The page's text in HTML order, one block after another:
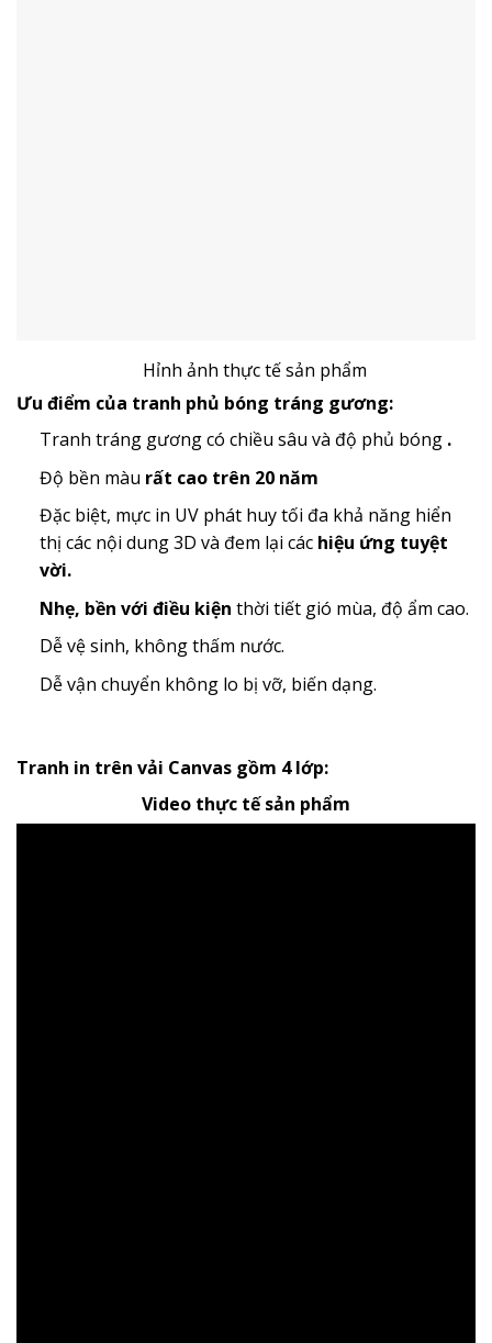
Hỉnh ảnh thực tế sản phẩm
Ưu điểm của tranh phủ bóng tráng gương:
Tranh tráng gương có chiều sâu và độ phủ bóng .
Độ bền màu rất cao trên 20 năm
Đặc biệt, mực in UV phát huy tối đa khả năng hiển
thị các nội dung 3D và đem lại các hiệu ứng tuyệt
vời.
Nhẹ, bền với điều kiện thời tiết gió mùa, độ ẩm cao.
Dễ vệ sinh, không thấm nước.
Dễ vận chuyển không lo bị vỡ, biến dạng.
Tranh in trên vải Canvas gồm 4 lớp:
Video thực tế sản phẩm